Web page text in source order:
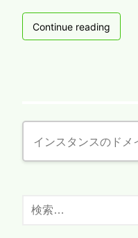
Continue reading
告】
料
公
索: